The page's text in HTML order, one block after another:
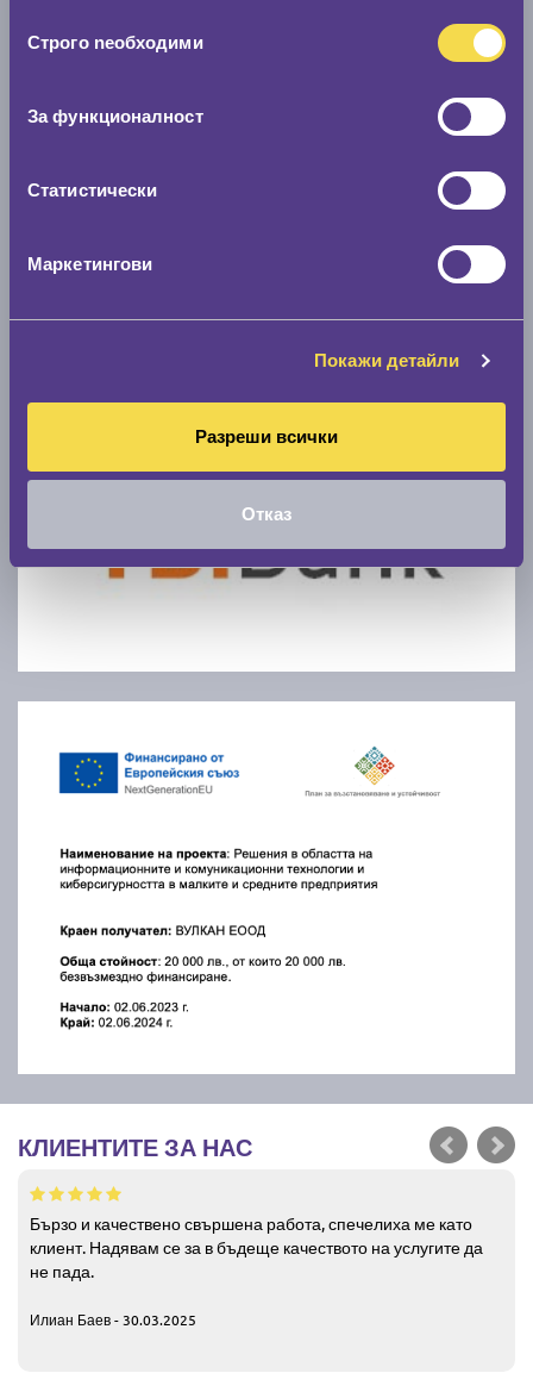
наСтрого nеобходими
За функционалност
Статистически
Маркетингови
Покажи детайли
Разреши всички
Отказ
КЛИЕНТИТЕ ЗА НАС
Бързо и качествено свършена работа, спечелиха ме като
клиент. Надявам се за в бъдеще качеството на услугите да
не пада.
Илиан Баев - 30.03.2025